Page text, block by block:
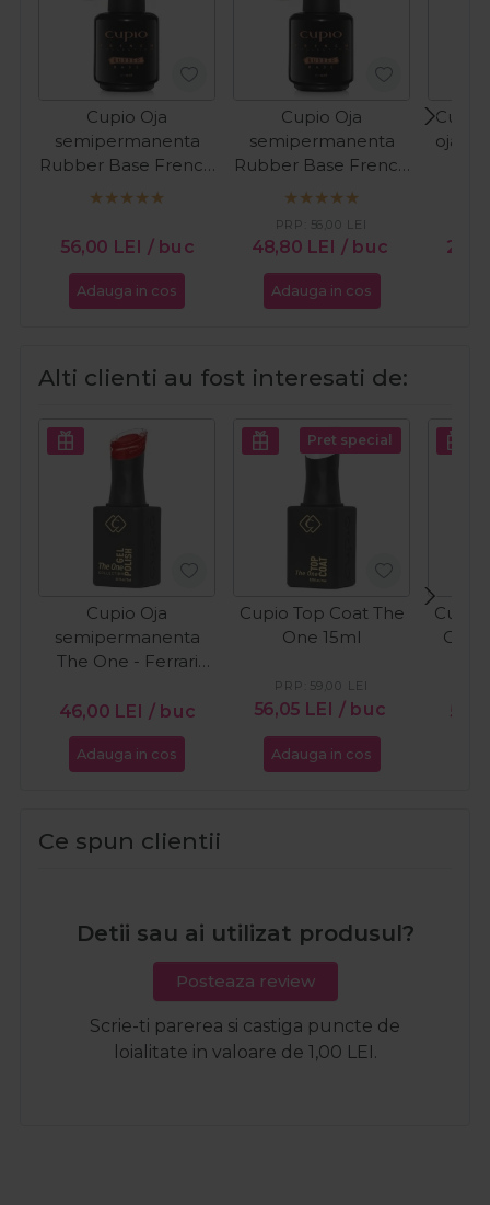
Cupio Oja
semipermanenta
Rubber Base French
Collection - Milky
56,00 LEI / buc
Adauga in cos
Cupio Oja
semipermanenta
Rubber Base French
Collection - Perfect
48,80 LEI / buc
PRP: 56,00 LEI
Adauga in cos
Cupio
oja
Alti clienti au fost interesati de:
Cupio Oja
semipermanenta
The One - Ferrari
46,00 LEI / buc
Adauga in cos
Pret special
Cupio Top Coat The
One 15ml
56,05 LEI / buc
PRP: 59,00 LEI
Adauga in cos
Cupio
One
Ce spun clientii
Detii sau ai utilizat produsul?
Posteaza review
Scrie-ti parerea si castiga puncte de
loialitate in valoare de 1,00 LEI.